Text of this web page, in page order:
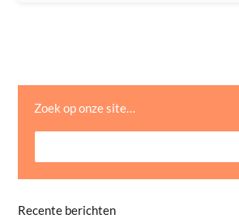
Zoek op onze site…
Recente berichten